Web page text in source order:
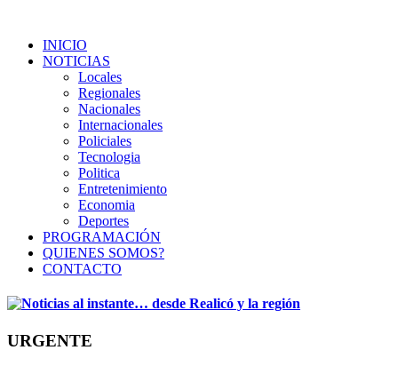
INICIO
NOTICIAS
Locales
Regionales
Nacionales
Internacionales
Policiales
Tecnologia
Politica
Entretenimiento
Economia
Deportes
PROGRAMACIÓN
QUIENES SOMOS?
CONTACTO
URGENTE